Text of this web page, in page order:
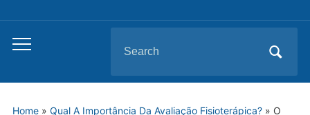
Toggle
menu
for:
Home» Qual A Importância Da Avaliação Fisioterápica?» O